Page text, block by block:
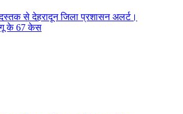
से देहरादून जिला प्रशासन अलर्ट।
के 67 केस